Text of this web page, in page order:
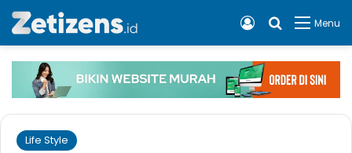
Menu
Cari apa,
Log In
Life Style